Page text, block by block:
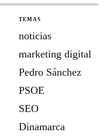
TEMAS
noticias
marketing digital
Pedro Sánchez
PSOE
SEO
Dinamarca